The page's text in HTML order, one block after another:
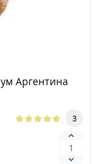
Аргентина
3